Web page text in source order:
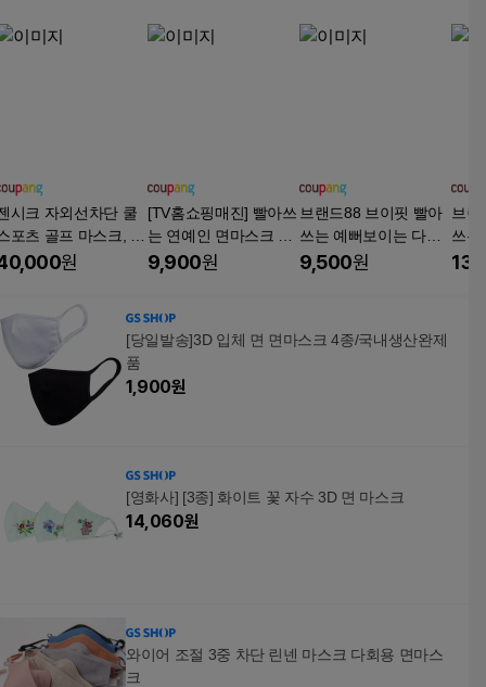
시크 자외선차단 쿨
포츠 골프 마스크, 블
+블랙, 1세트, 2개입
원
[TV홈쇼핑매진] 빨아쓰
는 연예인 면마스크 항
균 방한 패션 코오롱원
스크, 그레이, 1개, 5개
입
9,900원
브랜드88 브이핏 빨아
쓰는 예뻐보이는 다회
용 연예인 입체 마스크
9,500원
브랜
쓰는
용
[당일발송]3D 입체 면 면마스크 4종/국내생산완제
품
1,900원
[영화사] [3종] 화이트 꽃 자수 3D 면 마스크
14,060원
와이어 조절 3중 차단 린넨 마스크 다회용 면마스
크